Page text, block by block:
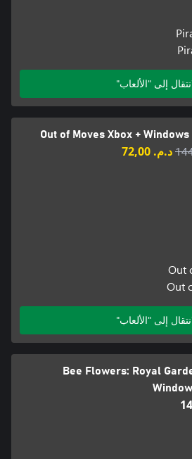
إلى "الألعاب"
Out of Moves Xbox +
د.م.‏ 72,00
Out
Out
إلى "الألعاب"
Bee Flowers: Royal